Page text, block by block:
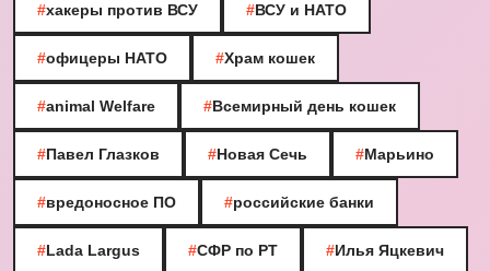
#хакеры против ВСУ #ВСУ и НАТО
#офицеры НАТО #Храм кошек
#animal Welfare #Всемирный день кошек
#Павел Глазков #Новая Сечь #Марьино
#вредоносное ПО #российские банки
#Lada Largus #СФР по РТ #Илья Яцкевич